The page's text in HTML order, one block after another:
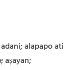
alapapo ati
aṣayan;